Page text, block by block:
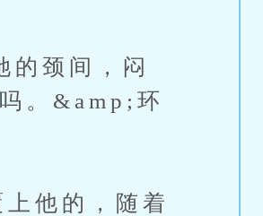
颈间，闷
。&amp;环
他的，随着